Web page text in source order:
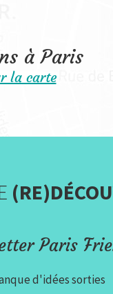
à Paris
la carte
Paris
d'idées sorties